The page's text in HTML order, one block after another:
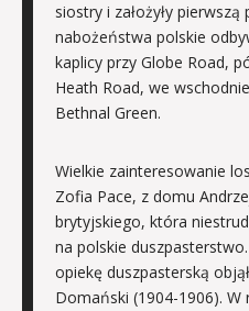
siostry i założyły pierwszą
nabożeństwa polskie
kaplicy przy Globe Road,
Heath Road, we
Bethnal Green.
Wielkie zainteresowanie
Zofia Pace, z domu
brytyjskiego, która
na polskie
opiekę duszpasterską
Domański (1904-1906). W